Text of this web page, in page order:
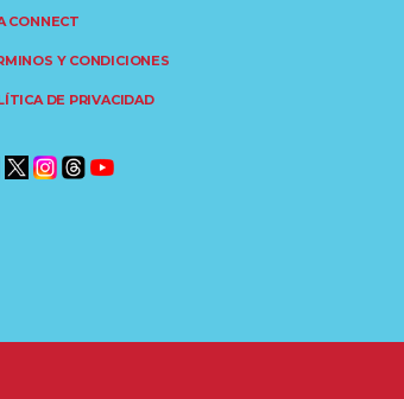
CONNECT
Y CONDICIONES
DE PRIVACIDAD